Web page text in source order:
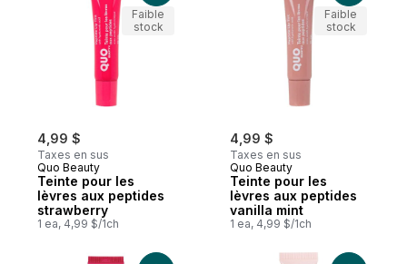
4,99 $
Taxes en sus
Quo Beauty
Teinte pour les
lèvres aux peptides
strawberry
1 ea, 4,99 $/1ch
Faible
stock
4,99 $
Taxes en sus
Quo Beauty
Teinte pour les
lèvres aux peptides
vanilla mint
1 ea, 4,99 $/1ch
Faible
stock